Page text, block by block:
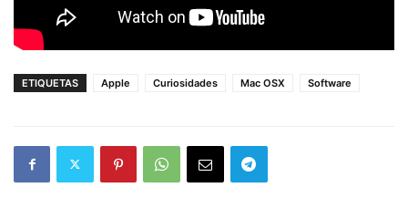
ETIQUETAS Apple Curiosidades Mac OSX Software